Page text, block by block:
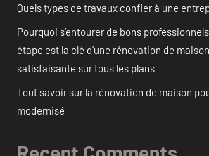
Quels types de travaux confier à une
Pourquoi s’entourer de bons
étape est la clé d’une rénovation de
satisfaisante sur tous les plans
Tout savoir sur la rénovation de maison
modernisé